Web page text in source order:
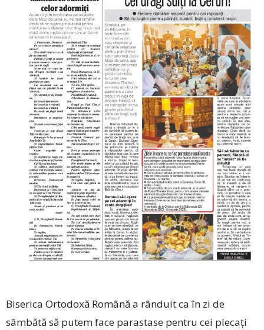
Biserica Ortodoxă Română a rânduit ca în zi de
sâmbătă să putem face parastase pentru cei plecați